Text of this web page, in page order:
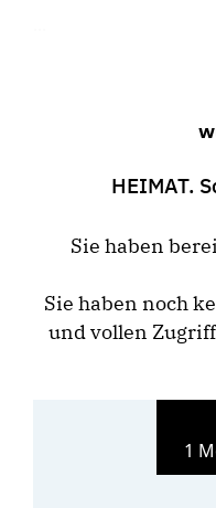
HEIMAT.
Sie haben
Sie haben noch
und vollen
1